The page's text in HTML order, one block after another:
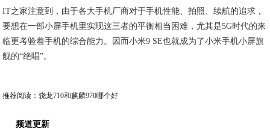
IT之家注意到，由于各大手机厂商对于手机性能、拍照、续航的追求，
要想在一部小屏手机里实现这三者的平衡相当困难，尤其是5G时代的来
临更考验着手机的综合能力。因而小米9 SE也就成为了小米手机小屏旗
舰的“绝唱”。
推荐阅读：骁龙710和麒麟970哪个好
频道更新